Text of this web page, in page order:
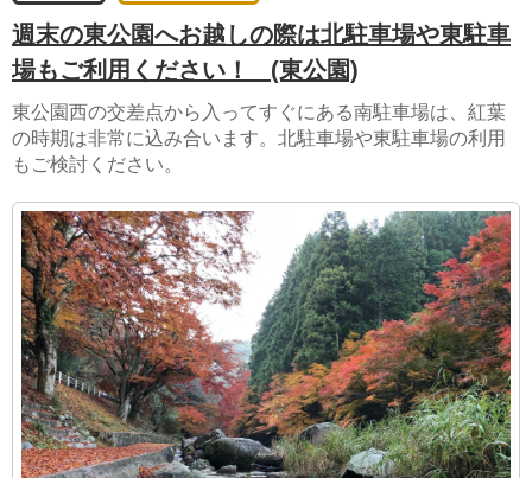
週末の東公園へお越しの際は北駐車場や東駐車
場もご利用ください！ (東公園)
東公園西の交差点から入ってすぐにある南駐車場は、紅葉
の時期は非常に込み合います。北駐車場や東駐車場の利用
もご検討ください。